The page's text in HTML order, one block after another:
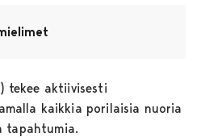
tekee aktiivisesti
kaikkia porilaisia nuoria
tapahtumia.